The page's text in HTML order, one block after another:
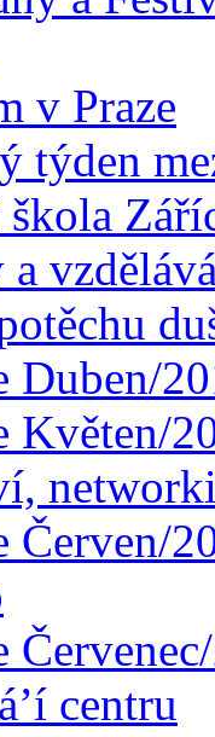
v Praze
týden
škola
Duben/
Květen/
Červen/
centru